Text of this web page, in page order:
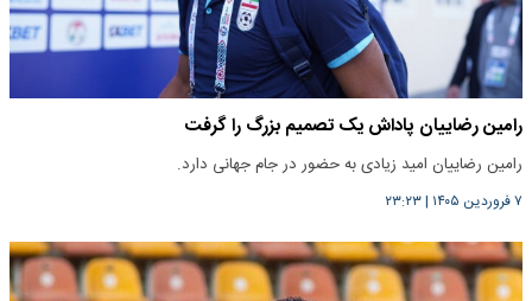
رامین رضاییان پاداش یک تصمیم بزرگ را گرفت
رامین رضاییان امید زیادی به حضور در جام جهانی دارد.
۷ فروردین ۱۴۰۵ |۲۳:۲۳